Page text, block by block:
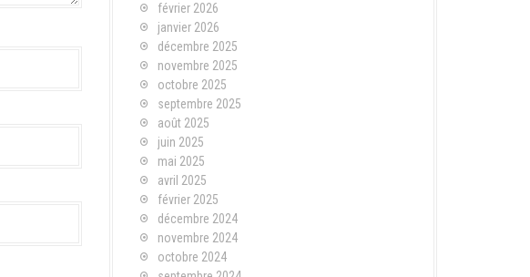
février 2026
janvier 2026
décembre 2025
novembre 2025
octobre 2025
septembre 2025
août 2025
juin 2025
mai 2025
avril 2025
février 2025
décembre 2024
novembre 2024
octobre 2024